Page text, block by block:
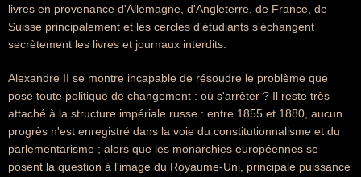
livres en provenance d'Allemagne, d'Angleterre, de France, de
Suisse principalement et les cercles d'étudiants s'échangent
secrètement les livres et journaux interdits.
Alexandre II se montre incapable de résoudre le problème que
pose toute politique de changement : où s'arrêter ? Il reste très
attaché à la structure impériale russe : entre 1855 et 1880, aucun
progrès n'est enregistré dans la voie du constitutionnalisme et du
parlementarisme ; alors que les monarchies européennes se
posent la question à l'image du Royaume-Uni, principale puissance